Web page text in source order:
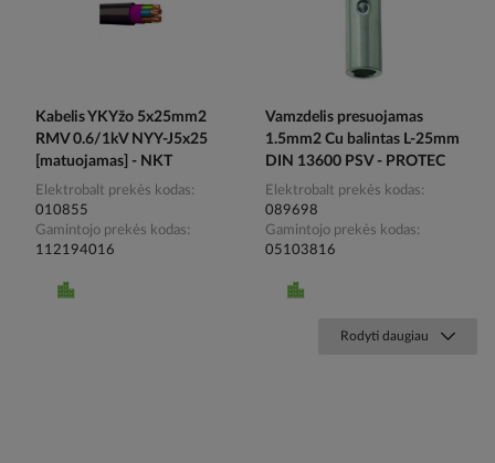
Kabelis YKYžo 5x25mm2
RMV 0.6/1kV NYY-J5x25
[matuojamas] - NKT
Elektrobalt prekės kodas
010855
Gamintojo prekės kodas
112194016
Vamzdelis presuojamas
1.5mm2 Cu balintas L-25mm
DIN 13600 PSV - PROTEC
Elektrobalt prekės kodas
089698
Gamintojo prekės kodas
05103816
Rodyti daugiau